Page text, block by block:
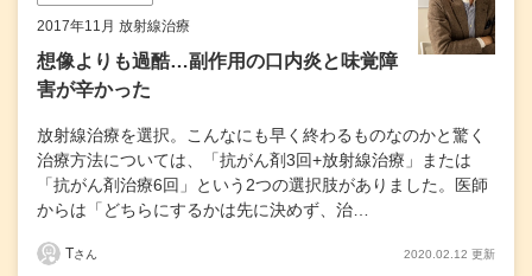
2017年11月 放射線治療
想像よりも過酷…副作用の口内炎と味覚障
害が辛かった
放射線治療を選択。こんなにも早く終わるものなのかと驚く
治療方法については、「抗がん剤3回+放射線治療」または
「抗がん剤治療6回」という2つの選択肢がありました。医師
からは「どちらにするかは先に決めず、治…
Tさん 2020.02.12 更新